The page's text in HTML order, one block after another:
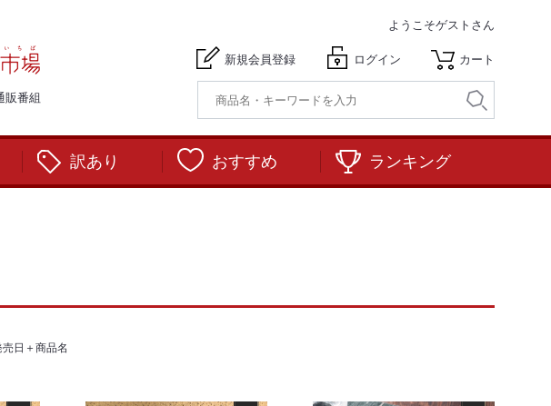
販番組
ようこそゲストさん
新規会員登録 ログイン カート
訳あり おすすめ ランキング
売日＋商品名